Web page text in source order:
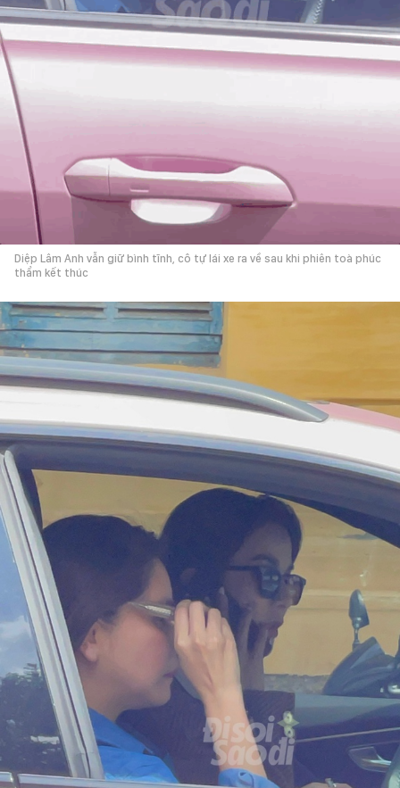
Diệp Lâm Anh vẫn giữ bình tĩnh, cô tự lái xe ra về sau khi phiên toà phúc
thẩm kết thúc